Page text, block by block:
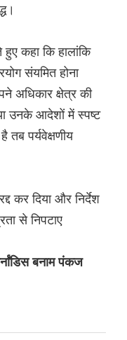
कहा कि हालांकि
संयमित होना
अधिकार क्षेत्र की
उनके आदेशों में स्पष्ट
तब पर्यवेक्षणीय
कर दिया और निर्देश
से निपटाए
बनाम पंकज